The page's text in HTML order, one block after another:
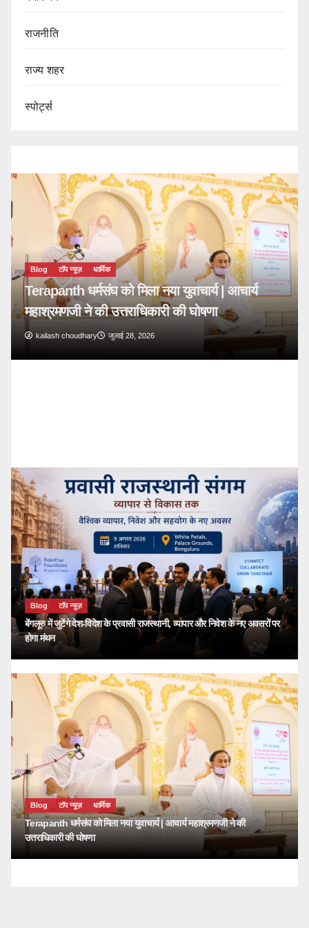
राजनीति
राज्य शहर
स्पोर्ट्स
Blog टॉप न्यूज़ धार्मिक
Terapanth धर्मसंघ को मिला नया युवाचार्य | आचार्य
महाश्रमणजी ने की उत्तराधिकारी की घोषणा
kailash choudhary जुलाई 28, 2026
Blog टॉप न्यूज़
बेंगलूरु में जुटेंगे देश-विदेश के प्रवासी राजस्थानी, व्यापार और निवेश के नए अवसरों पर
होगा मंथन
Blog टॉप न्यूज़ धार्मिक
Terapanth धर्मसंघ को मिला नया युवाचार्य | आचार्य महाश्रमणजी ने की
उत्तराधिकारी की घोषणा